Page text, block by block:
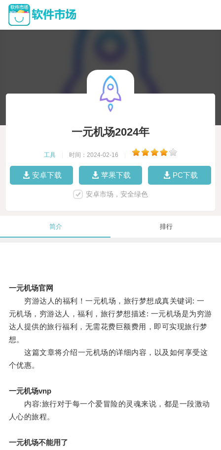
一元机场2024年
工具 时间：2024-02-16
安卓下载 苹果下载 PC下载
安卓市场，安全绿色
简介 排行
一元机场官网
穷游达人的福利！一元机场，旅行梦想成真关键词: 一
元机场，穷游达人，福利，旅行梦想描述: 一元机场是为穷游
达人提供的旅行福利，无需花费巨额费用，即可实现旅行梦
想。
这篇文章将介绍一元机场的详细内容，以及如何享受这
个优惠。
一元机场vnp
内容:旅行对于每一个爱冒险的灵魂来说，都是一段激动
人心的旅程。
一元机场不能用了